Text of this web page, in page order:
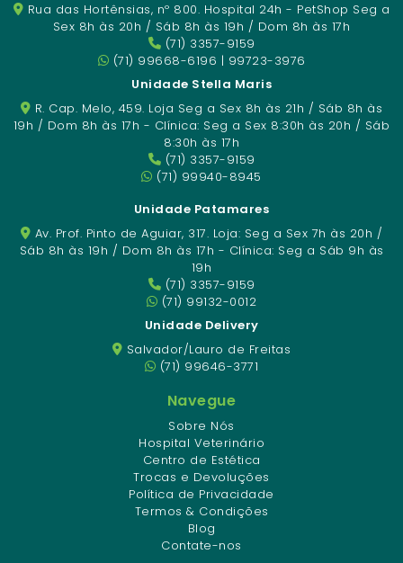
Rua das Hortênsias, nº 800. Hospital 24h - PetShop Seg a
Sex 8h às 20h / Sáb 8h às 19h / Dom 8h às 17h
(71) 3357-9159
(71) 99668-6196 | 99723-3976
Unidade Stella Maris
R. Cap. Melo, 459. Loja Seg a Sex 8h às 21h / Sáb 8h às
19h / Dom 8h às 17h - Clínica: Seg a Sex 8:30h às 20h / Sáb
8:30h às 17h
(71) 3357-9159
(71) 99940-8945
Unidade Patamares
Av. Prof. Pinto de Aguiar, 317. Loja: Seg a Sex 7h às 20h /
Sáb 8h às 19h / Dom 8h às 17h - Clínica: Seg a Sáb 9h às
19h
(71) 3357-9159
(71) 99132-0012
Unidade Delivery
Salvador/Lauro de Freitas
(71) 99646-3771
Navegue
Sobre Nós
Hospital Veterinário
Centro de Estética
Trocas e Devoluções
Política de Privacidade
Termos & Condições
Blog
Contate-nos